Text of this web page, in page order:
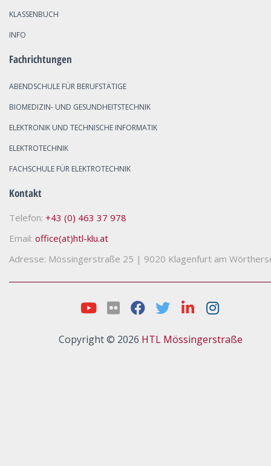
KLASSENBUCH
INFO
Fachrichtungen
ABENDSCHULE FÜR BERUFSTÄTIGE
BIOMEDIZIN- UND GESUNDHEITSTECHNIK
ELEKTRONIK UND TECHNISCHE INFORMATIK
ELEKTROTECHNIK
FACHSCHULE FÜR ELEKTROTECHNIK
Kontakt
Telefon: +43 (0) 463 37 978
Email: office(at)htl-klu.at
Adresse: Mössingerstraße 25 | 9020 Klagenfurt am
Copyright © 2026 HTL Mössingerstraße